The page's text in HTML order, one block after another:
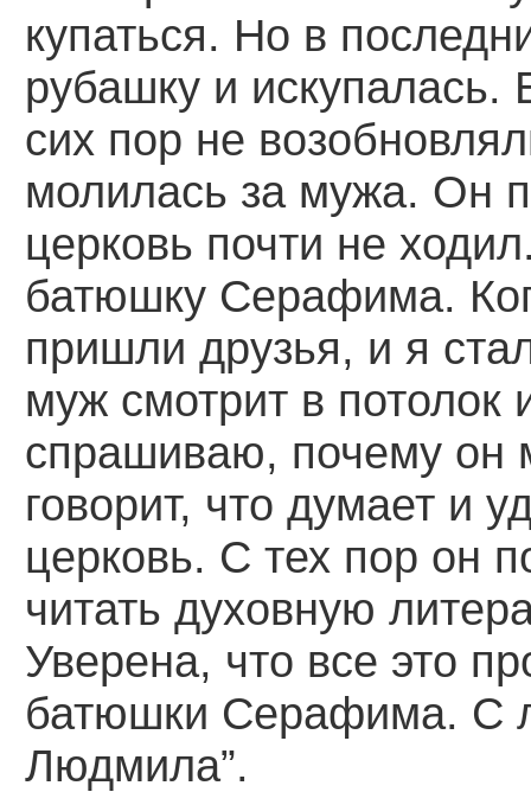
купаться. Но в
рубашку и
сих пор не
молилась за мужа. Он
церковь почти не
батюшку Серафима.
пришли друзья, и я
муж смотрит в потолок
спрашиваю, почему он
говорит, что думает и
церковь. С тех пор он
читать духовную
Уверена, что все это
батюшки Серафима. С
Людмила”.